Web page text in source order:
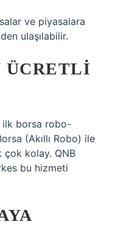
ve piyasalara
ulaşılabilir.
ÜCRETLI
ilk borsa robo-
(Akıllı Robo) ile
çok kolay. QNB
bu hizmeti